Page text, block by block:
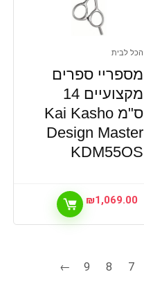
הכל לבית
מספריי ספרים
מקצועיים 14
ס"מ Kai Kasho
Design Master
KDM55OS
₪1,069.00
7
8
9
←